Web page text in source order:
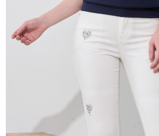
1.分期款項不併入電信帳單，「大哥付你分期
醒簡訊。
2.透過簡訊連結打開帳單後，可選擇「超商條
帳／街口支付／iPASS MONEY」等通路繳費。
1.本服務係由「台灣大哥大股份有限公司」（
用戶於交易時，得透過本服務購買商品或服務
買賣價金債權讓與本公司後，依約使用本公司
2.基於同意付款使用「大哥付你分期」之契約
資料（包含姓名、電話或地址）提供予台灣大
由本公司與您本人進行分期帳單所需資料之確
3.完整用戶服務條款，請詳閱以下連結：
【「AFTEE先享後付」結帳流程】
１．於結帳方式選擇「AFTEE先享後付」後，
結帳頁面，進行簡訊認證並確認金額後，即可
２．訂單成立數日內，您將收到繳費通知簡訊。
３．收到繳費通知簡訊後14天內，點擊此簡訊
ATM／網路銀行／等多元方式進行付款，方視
※ 請注意：結帳手續完成當下不需立刻繳費
購買商品的店家。未經商家同意取消之訂單
後付繳納相關費用。
※ 交易是否成功請以「AFTEE先享後付 」之
是否繳費成功／繳費後需取消欲退款等相關疑
客戶支援中心」
https://
每筆NT$120，滿NT$2,000(含以上)免運
7-11取貨付款
每筆NT$120，滿NT$2,000(含以上)免運
每筆NT$120，滿NT$2,000(含以上)免運費